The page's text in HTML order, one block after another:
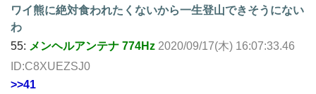
ワイ熊に絶対食われたくないから一生登山できそうにない
わ
55: メンヘルアンテナ 774Hz 2020/09/17(木) 16:07:33.46
ID:C8XUEZSJ0
>>41